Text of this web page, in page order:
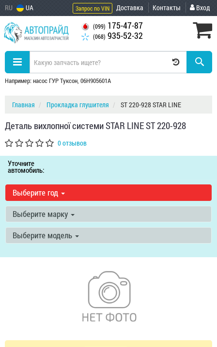
RU UA Запрос по VIN Доставка Контакты Вход
(099) 175-47-87
(068) 935-52-32
Например: насос ГУР Туксон, 06H905601A
Главная Прокладка глушителя ST 220-928 STAR LINE
Деталь вихлопної системи STAR LINE ST 220-928
0 отзывов
Уточните
автомобиль:
Выберите год
Выберите марку
Выберите модель